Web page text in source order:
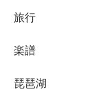
旅行
楽譜
琵琶湖